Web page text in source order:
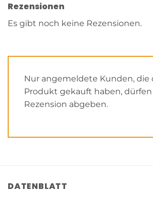
Rezensionen
Es gibt noch keine Rezensionen.
Nur angemeldete Kunden, die
Produkt gekauft haben, dürfen
Rezension abgeben.
DATENBLATT